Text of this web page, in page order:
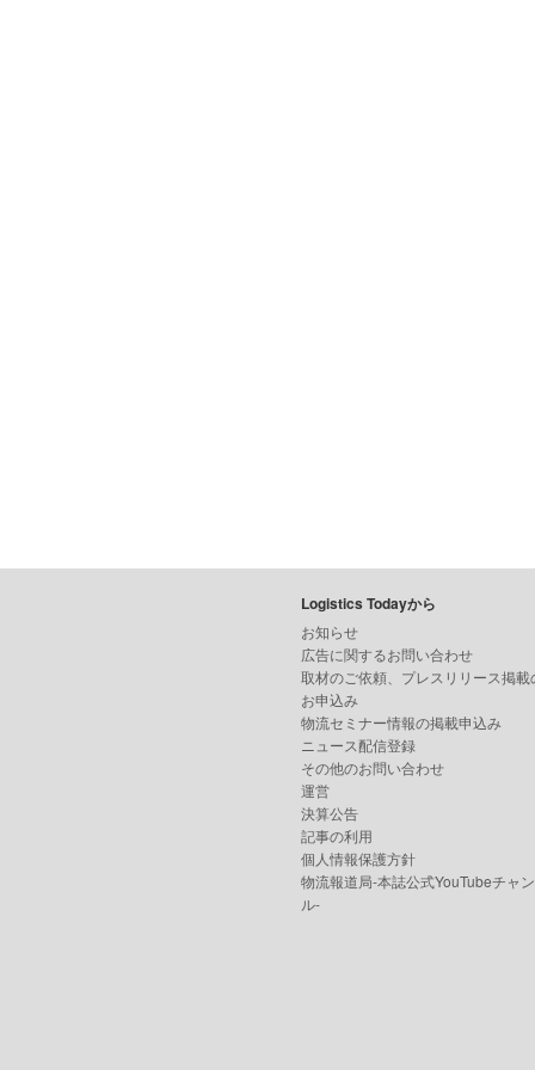
Logistics Todayから
お知らせ
広告に関するお問い合わせ
取材のご依頼、プレスリリース掲載
お申込み
物流セミナー情報の掲載申込み
ニュース配信登録
その他のお問い合わせ
運営
決算公告
記事の利用
個人情報保護方針
物流報道局-本誌公式YouTubeチャ
ル-